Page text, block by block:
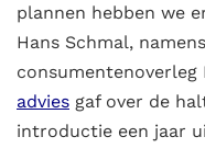
plannen hebben we
Hans Schmal,
consumentenoverleg
advies gaf over de
introductie een jaar